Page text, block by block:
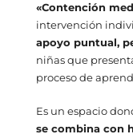
«Contención
intervención
apoyo puntual,
niñas que
proceso de
Es un espacio
se combina con